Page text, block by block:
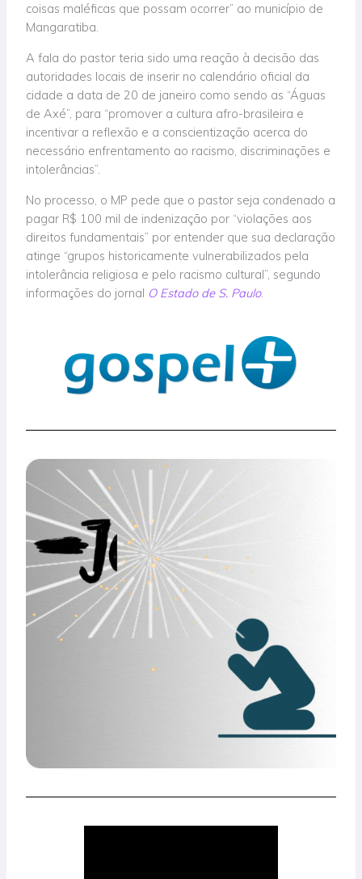
coisas maléficas que possam ocorrer” ao município de
Mangaratiba.
A fala do pastor teria sido uma reação à decisão das
autoridades locais de inserir no calendário oficial da
cidade a data de 20 de janeiro como sendo as “Águas
de Axé”, para “promover a cultura afro-brasileira e
incentivar a reflexão e a conscientização acerca do
necessário enfrentamento ao racismo, discriminações e
intolerâncias”.
No processo, o MP pede que o pastor seja condenado a
pagar R$ 100 mil de indenização por “violações aos
direitos fundamentais” por entender que sua declaração
atinge “grupos historicamente vulnerabilizados pela
intolerância religiosa e pelo racismo cultural”, segundo
informações do jornal O Estado de S. Paulo.